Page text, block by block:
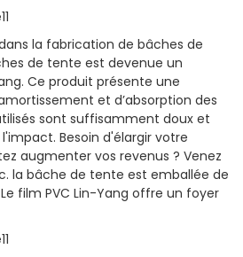
la fabrication de bâches de
de tente est devenue un
Ce produit présente une
et d’absorption des
sont suffisamment doux et
Besoin d'élargir votre
augmenter vos revenus ? Venez
la bâche de tente est emballée de
film PVC Lin-Yang offre un foyer